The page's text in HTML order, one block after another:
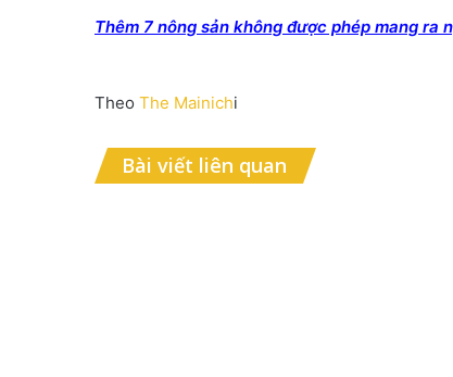
Thêm 7 nông sản không được phép mang ra
Theo The Mainichi
Bài viết liên quan